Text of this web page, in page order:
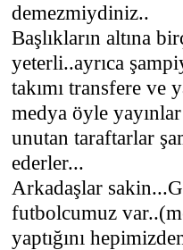
demezmiydiniz..
Başlıkların altına
yeterli..ayrıca
takımı transfere
medya öyle
unutan taraftarlar
ederler...
Arkadaşlar
futbolcumuz
yaptığını